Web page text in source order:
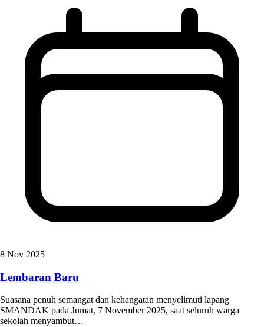
8 Nov 2025
Lembaran Baru
Suasana penuh semangat dan kehangatan menyelimuti lapang
SMANDAK pada Jumat, 7 November 2025, saat seluruh warga
sekolah menyambut…